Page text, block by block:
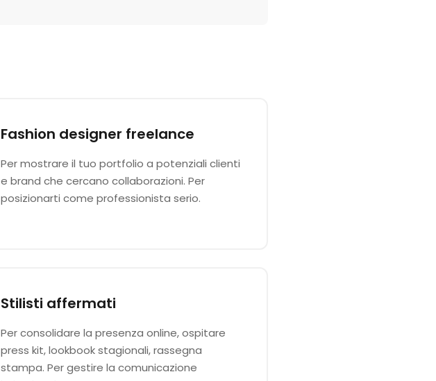
Fashion designer freelance
Per mostrare il tuo portfolio a potenziali clienti
e brand che cercano collaborazioni. Per
posizionarti come professionista serio.
Stilisti affermati
Per consolidare la presenza online, ospitare
press kit, lookbook stagionali, rassegna
stampa. Per gestire la comunicazione